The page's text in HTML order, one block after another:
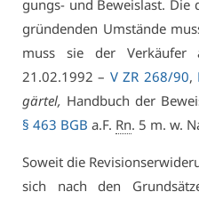
gungs- und Be­weis­last.
grün­den­den Um­stän­de
muss sie der Ver­käu­fer
21.02.1992 – V ZR 268/90,
gär­tel, Hand­buch der
§ 463 BGB a.F. Rn. 5 m. w.
So­weit die
sich nach den